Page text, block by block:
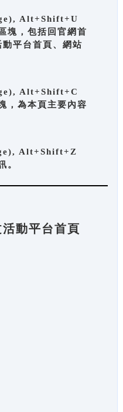
Alt+Shift+U
塊，包括回官網首
平台首頁、網站
Alt+Shift+C
，為本頁主要內容
Alt+Shift+Z
。
動平台首頁